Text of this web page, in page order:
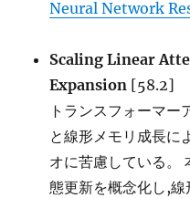
Neural Network
Scaling Linear
Expansion [58.2]
トランスフォーマ
と線形メモリ成長に
オに苦慮している。
態更新を概念化し,